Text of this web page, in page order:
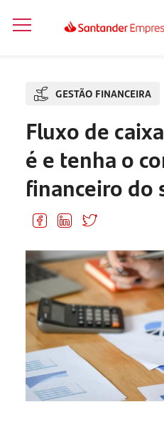
GESTÃO FINANCEIRA
Fluxo de
é e tenha o
financeiro do